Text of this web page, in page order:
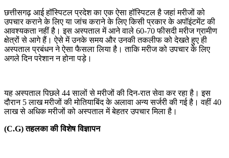
छत्तीसगढ़ आई हॉस्पिटल प्रदेश का एक ऐसा हॉस्पिटल है जहां मरीजों को
उपचार कराने के लिए या जांच कराने के लिए किसी प्रकार के अपॉइंटमेंट की
आवश्यकता नहीं है। इस अस्पताल में आने वाले 60-70 फीसदी मरीज ग्रामीण
क्षेत्रों से आगे हैं। ऐसे में उनके समय और उनकी तकलीफ को देखते हुए ही
अस्पताल प्रबंधन ने ऐसा फैसला लिया है। ताकि मरीज को उपचार के लिए
अगले दिन परेशान न होना पड़े।
यह अस्पताल पिछले 44 सालों से मरीजों की दिन-रात सेवा कर रहा है। इस
दौरान 5 लाख मरीजों की मोतियाबिंद के अलावा अन्य सर्जरी की गई है। वहीं 40
लाख से अधिक मरीजों को अस्पताल में बेहतर उपचार मिला है।
(C.G) तहलका की विशेष विज्ञापन